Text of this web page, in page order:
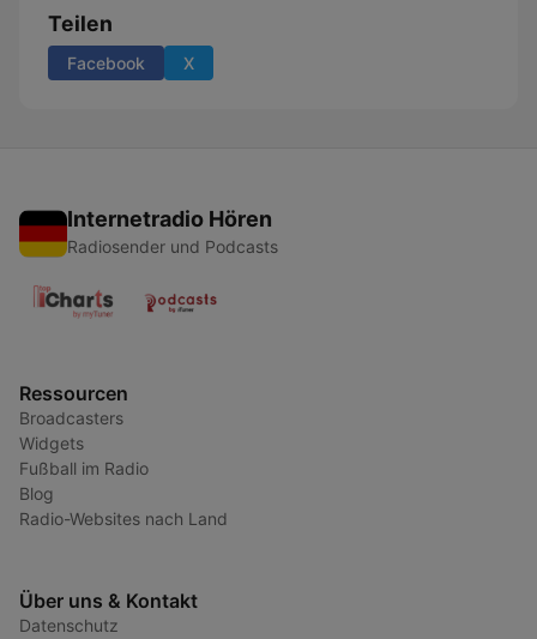
Teilen
Facebook X
Internetradio Hören
Radiosender und Podcasts
Ressourcen
Broadcasters
Widgets
Fußball im Radio
Blog
Radio-Websites nach Land
Über uns & Kontakt
Datenschutz